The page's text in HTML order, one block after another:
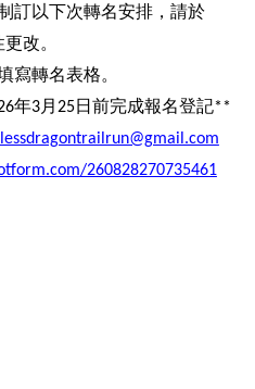
訂以下次轉名安排，請於
改。
寫轉名表格。
年3月 25日前完成報名登記**
260828270735461